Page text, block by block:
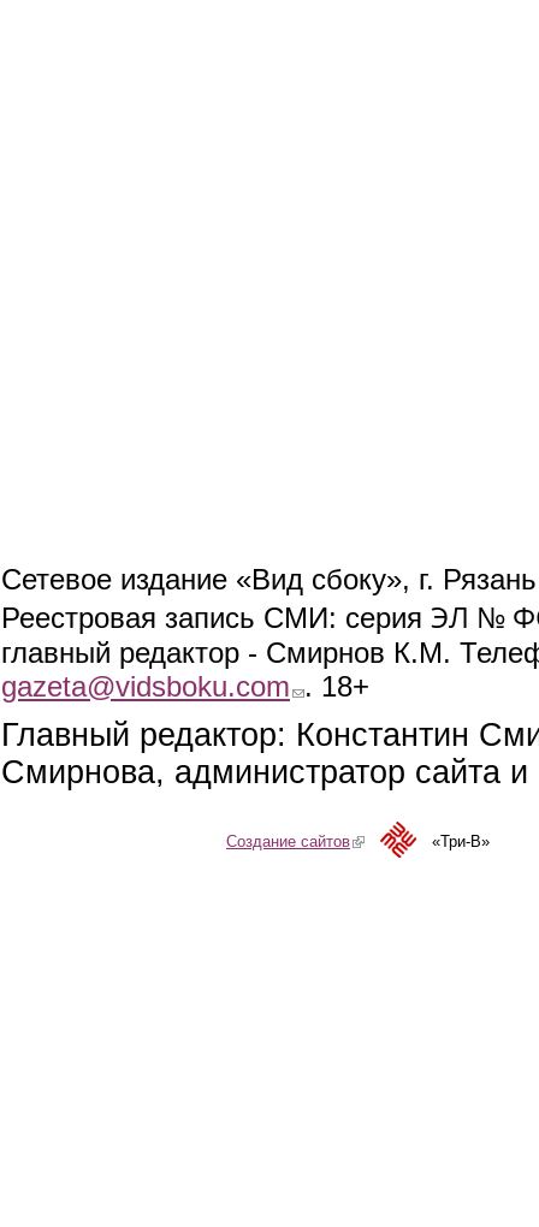
Сетевое издание «Вид сбоку», г.
Реестровая запись СМИ: серия ЭЛ №
главный редактор - Смирнов К.М.
gazeta@vidsboku.com (link sends e-mail)
. 18+
Главный редактор: Константин
Смирнова, администратор сайта
Создание сайтов(link is external)«Три-В»